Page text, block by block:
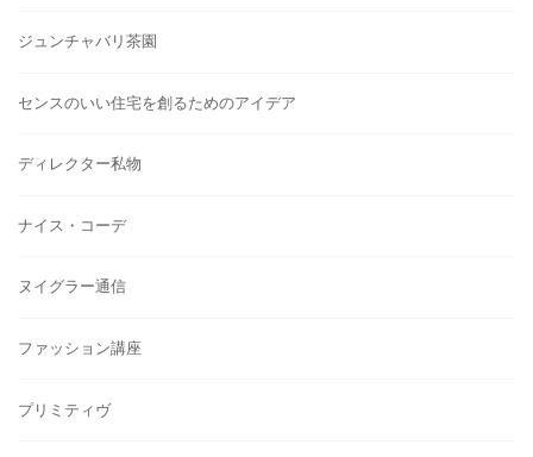
ジュンチャバリ茶園
センスのいい住宅を創るためのアイデア
ディレクター私物
ナイス・コーデ
ヌイグラー通信
ファッション講座
プリミティヴ